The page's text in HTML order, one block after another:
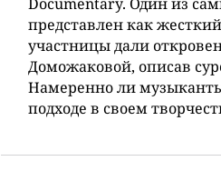
представлен как
участницы дали
Доможаковой, описав
Намеренно ли
подходе в своем